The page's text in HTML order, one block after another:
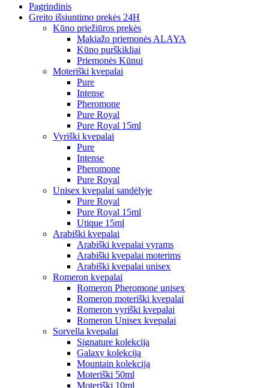
Pagrindinis
Greito išsiuntimo prekės 24H
Kūno priežiūros prekės
Makiažo priemonės ALAYA
Kūno purškikliai
Priemonės Kūnui
Moteriški kvepalai
Pure
Intense
Pheromone
Pure Royal
Pure Royal 15ml
Vyriški kvepalai
Pure
Intense
Pheromone
Pure Royal
Unisex kvepalai sandėlyje
Pure Royal
Pure Royal 15ml
Utique 15ml
Arabiški kvepalai
Arabiški kvepalai vyrams
Arabiški kvepalai moterims
Arabiški kvepalai unisex
Romeron kvepalai
Romeron Pheromone unisex
Romeron moteriški kvepalai
Romeron vyriški kvepalai
Romeron Unisex kvepalai
Sorvella kvepalai
Signature kolekcija
Galaxy kolekcija
Mountain kolekcija
Moteriški 50ml
Moteriški 10ml